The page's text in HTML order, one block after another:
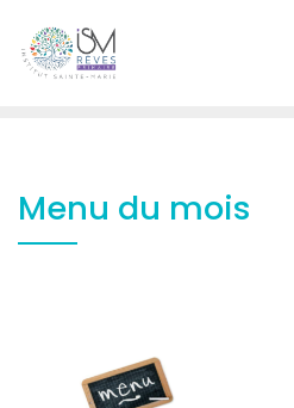
content
Menu du mois